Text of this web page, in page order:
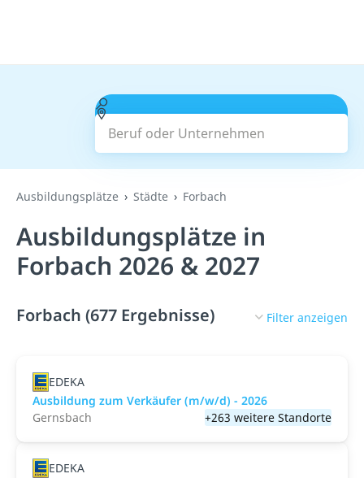
Beruf oder Unternehmen
Suchen
Ausbildungsplätze Städte Forbach
Ausbildungsplätze in
Forbach 2026 & 2027
Forbach (677 Ergebnisse) Filter anzeigen
EDEKA
Ausbildung zum Verkäufer (m/w/d) - 2026
Gernsbach
+263 weitere Standorte
EDEKA